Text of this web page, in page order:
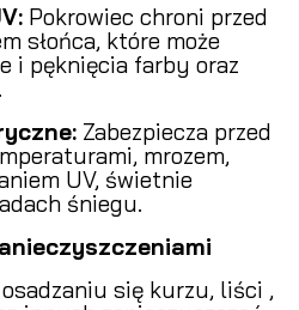
Pokrowiec chroni przed
słońca, które może
i pęknięcia farby oraz
Zabezpiecza przed
mrozem,
UV, świetnie
śniegu.
się kurzu, liści ,